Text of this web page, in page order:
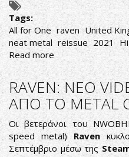
Tags:
All for One raven United
neat metal reissue 2021
Read more about
Raven-
All
for
One
RAVEN: ΝΕΟ
ΑΠΟ ΤΟ METAL
Οι βετεράνοι του
speed metal) Raven
Σεπτέμβριο μέσω της